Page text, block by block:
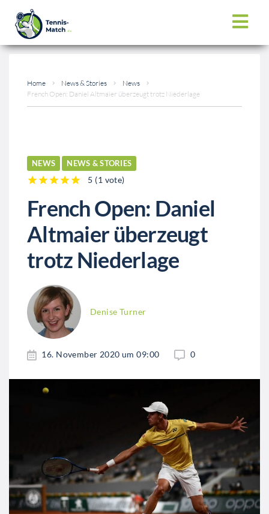
Home News & Stories
News
French Open: Daniel Altmaier überzeugt trotz Niederlage
NEWS NEWS & STORIES
5 (1 vote)
French Open: Daniel
Altmaier überzeugt
trotz Niederlage
Denise Turner
16. November 2020 um 09:00 0